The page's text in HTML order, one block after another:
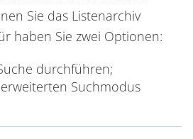
Sie das Listenarchiv
haben Sie zwei Optionen:
durchführen;
Suchmodus